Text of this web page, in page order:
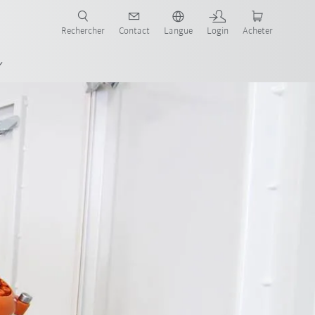
Rechercher Contact Langue Login Acheter